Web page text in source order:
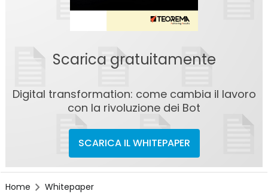
Scarica gratuitamente
Digital transformation: come cambia il lavoro
con la rivoluzione dei Bot
SCARICA IL WHITEPAPER
Home Whitepaper